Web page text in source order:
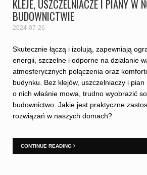
KLEJE, USZCZELNIACZE I PIANY W
BUDOWNICTWIE
2024-07-26
Skutecznie łączą i izolują, zapewniają
energii, szczelne i odporne na działanie
atmosferycznych połączenia oraz
budynku. Bez klejów, uszczelniaczy i
o nich właśnie mowa, trudno wyobrazić
budownictwo. Jakie jest praktyczne
rozwiązań w naszych domach?
CONTINUE READING